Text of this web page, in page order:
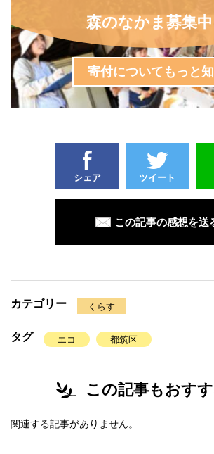
森のなかま募集中
寄付についてもっと
シェア ツイート
この記事の感想を送
カテゴリー くらす
タグ エコ 都筑区
この記事もおす
関連する記事がありません。